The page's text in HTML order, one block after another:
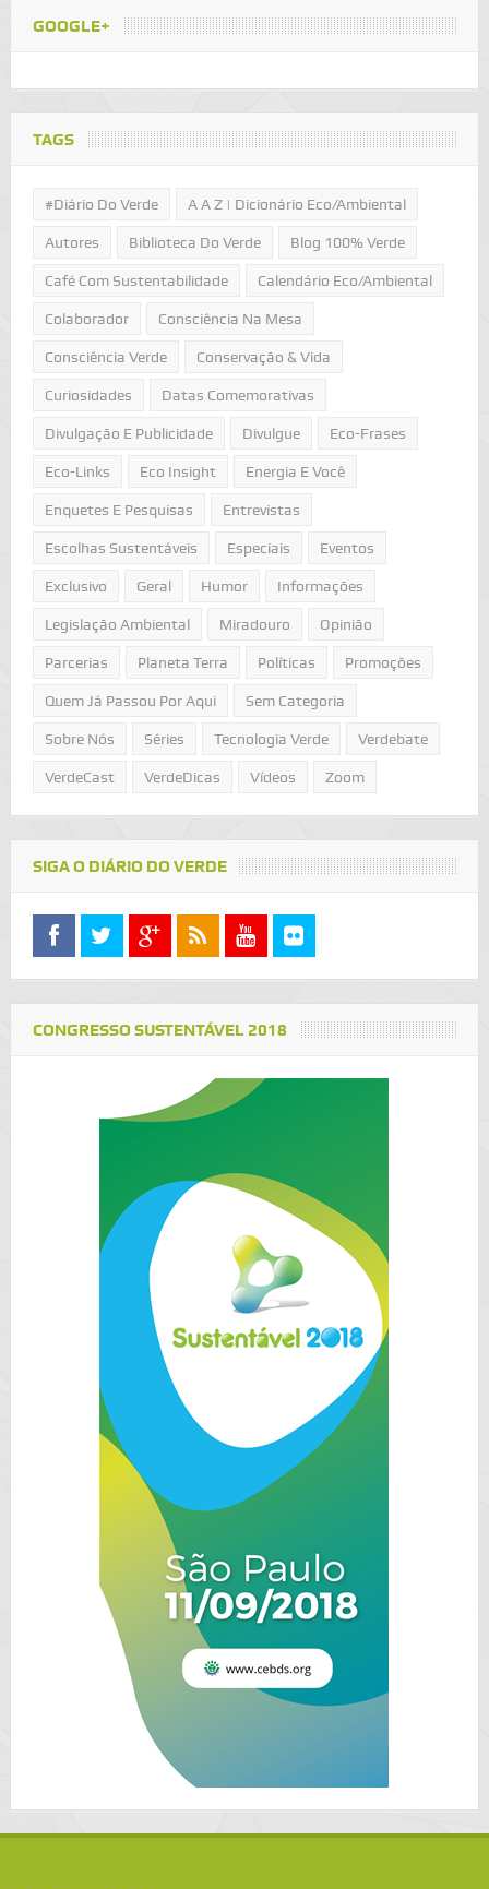
GOOGLE+
TAGS
#Diário Do Verde A A Z | Dicionário Eco/Ambiental
Autores Biblioteca Do Verde Blog 100% Verde
Café Com Sustentabilidade Calendário Eco/Ambiental
Colaborador Consciência Na Mesa
Consciência Verde Conservação & Vida
Curiosidades Datas Comemorativas
Divulgação E Publicidade Divulgue Eco-Frases
Eco-Links Eco Insight Energia E Você
Enquetes E Pesquisas Entrevistas
Escolhas Sustentáveis Especiais Eventos
Exclusivo Geral Humor Informações
Legislação Ambiental Miradouro Opinião
Parcerias Planeta Terra Políticas Promoções
Quem Já Passou Por Aqui Sem Categoria
Sobre Nós Séries Tecnologia Verde Verdebate
VerdeCast VerdeDicas Vídeos Zoom
SIGA O DIÁRIO DO VERDE
CONGRESSO SUSTENTÁVEL 2018